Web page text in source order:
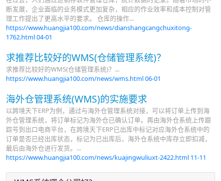
断发展，企业面临的业务模式更加复杂，相应的作业效率和成本控制对管
理工作提出了更高水平的要求。 仓库的操作...
https://www.huangjia100.com/news/dianshangcangchuxitong-
1762.html04-01
求推荐比较好的WMS(仓储管理系统)？
求推荐比较好的WMS(仓储管理系统)？...
https://www.huangjia100.com/news/wms.html06-01
海外仓管理系统(WMS)的实施要求
以跨境天下ERP为例，通过与海外仓管理系统对接，可以将订单上传到海
外仓管理系统，将订单标记为海外仓已确认订单。再由海外仓系统上传跟
踪号到出口电商平台，在跨境天下ERP已出库中标记对应海外仓系统中的
订单是否已经出库状态，标记为已出库后，海外仓系统中库存立即扣减，
最后由海外仓进行发货。...
https://www.huangjia100.com/news/kuajingwuliuxt-2422.html 11-11